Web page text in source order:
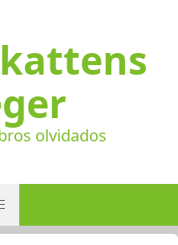
olvidados